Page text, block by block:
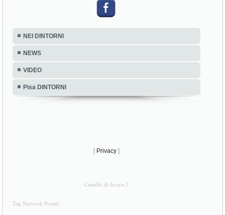
NEI DINTORNI
NEWS
VIDEO
Pisa DINTORNI
[ Privacy ]
Castello di Acaya 2
Tag Network Portali